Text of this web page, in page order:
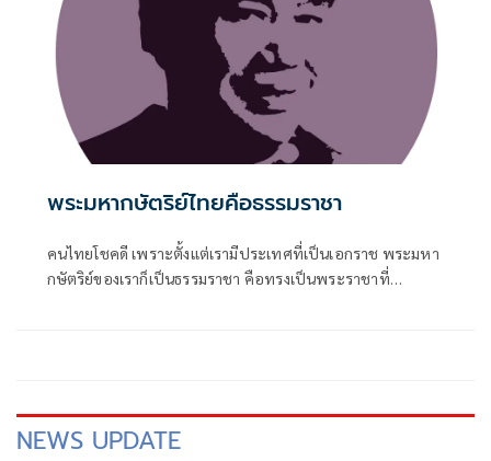
พระมหากษัตริย์ไทยคือธรรมราชา
คนไทยโชคดี เพราะตั้งแต่เรามีประเทศที่เป็นเอกราช พระมหา
กษัตริย์ของเราก็เป็นธรรมราชา คือทรงเป็นพระราชาที่
NEWS UPDATE